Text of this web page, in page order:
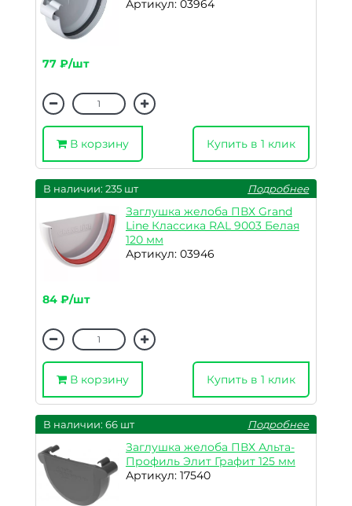
Артикул: 03964
77 ₽/шт
В корзину Купить в 1 клик
В наличии: 235 шт Подробнее
Заглушка желоба ПВХ Grand
Line Классика RAL 9003 Белая
120 мм
Артикул: 03946
84 ₽/шт
В корзину Купить в 1 клик
В наличии: 66 шт Подробнее
Заглушка желоба ПВХ Альта-
Профиль Элит Графит 125 мм
Артикул: 17540